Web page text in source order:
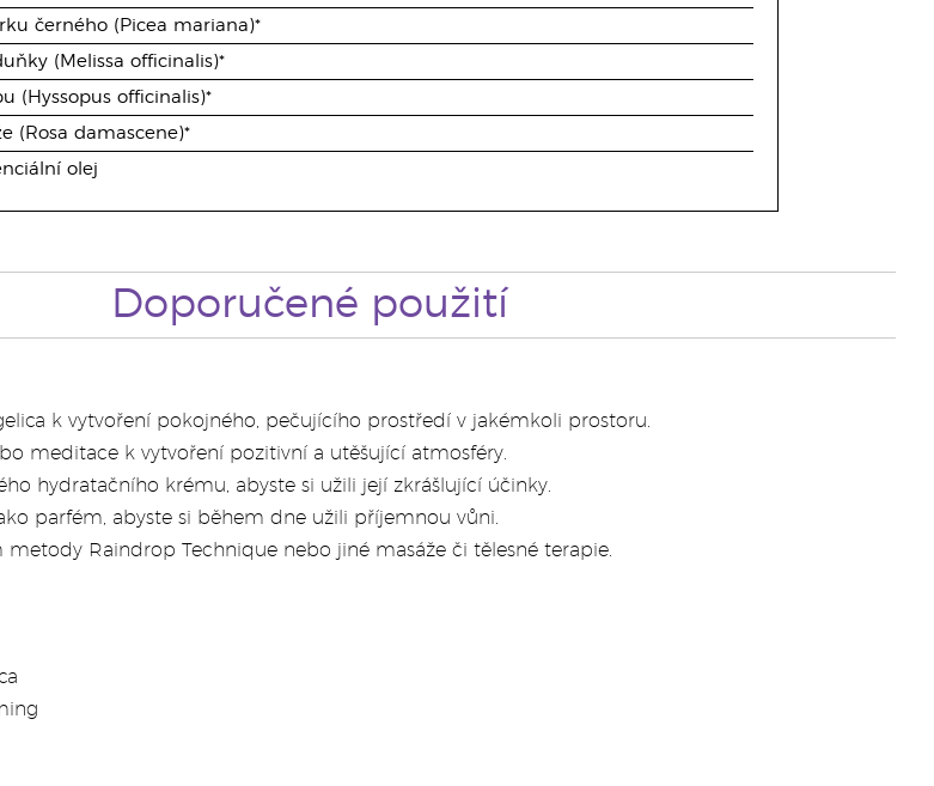
černého (Picea mariana)*
(Melissa officinalis)*
(Hyssopus officinalis)*
(Rosa damascene)*
olej
Doporučené použití
k vytvoření pokojného, pečujícího prostředí v jakémkoli prostoru.
meditace k vytvoření pozitivní a utěšující atmosféry.
hydratačního krému, abyste si užili její zkrášlující účinky.
parfém, abyste si během dne užili příjemnou vůni.
Raindrop Technique nebo jiné masáže či tělesné terapie.